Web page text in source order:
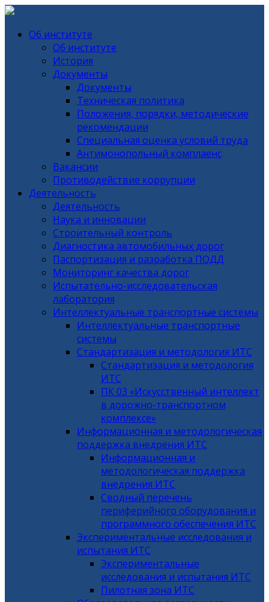
Об институте
Об институте
История
Документы
Документы
Техническая политика
Положения, порядки, методические
рекомендации
Специальная оценка условий труда
Антимонопольный комплаенс
Вакансии
Противодействие коррупции
Деятельность
Деятельность
Наука и инновации
Строительный контроль
Диагностика автомобильных дорог
Паспортизация и разработка ПОДД
Мониторинг качества дорог
Испытательно-исследовательская
лаборатория
Интеллектуальные транспортные системы
Интеллектуальные транспортные
системы
Стандартизация и методология ИТС
Стандартизация и методология
ИТС
ПК 03 «Искусственный интеллект
в дорожно-транспортном
комплексе»
Информационная и методологическая
поддержка внедрения ИТС
Информационная и
методологическая поддержка
внедрения ИТС
Сводный перечень
периферийного оборудования и
программного обеспечения ИТС
Экспериментальные исследования и
испытания ИТС
Экспериментальные
исследования и испытания ИТС
Пилотная зона ИТС